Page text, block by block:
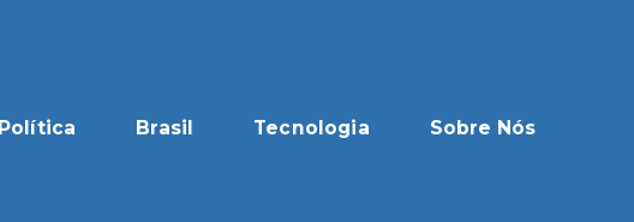
Política Brasil Tecnologia Sobre Nós